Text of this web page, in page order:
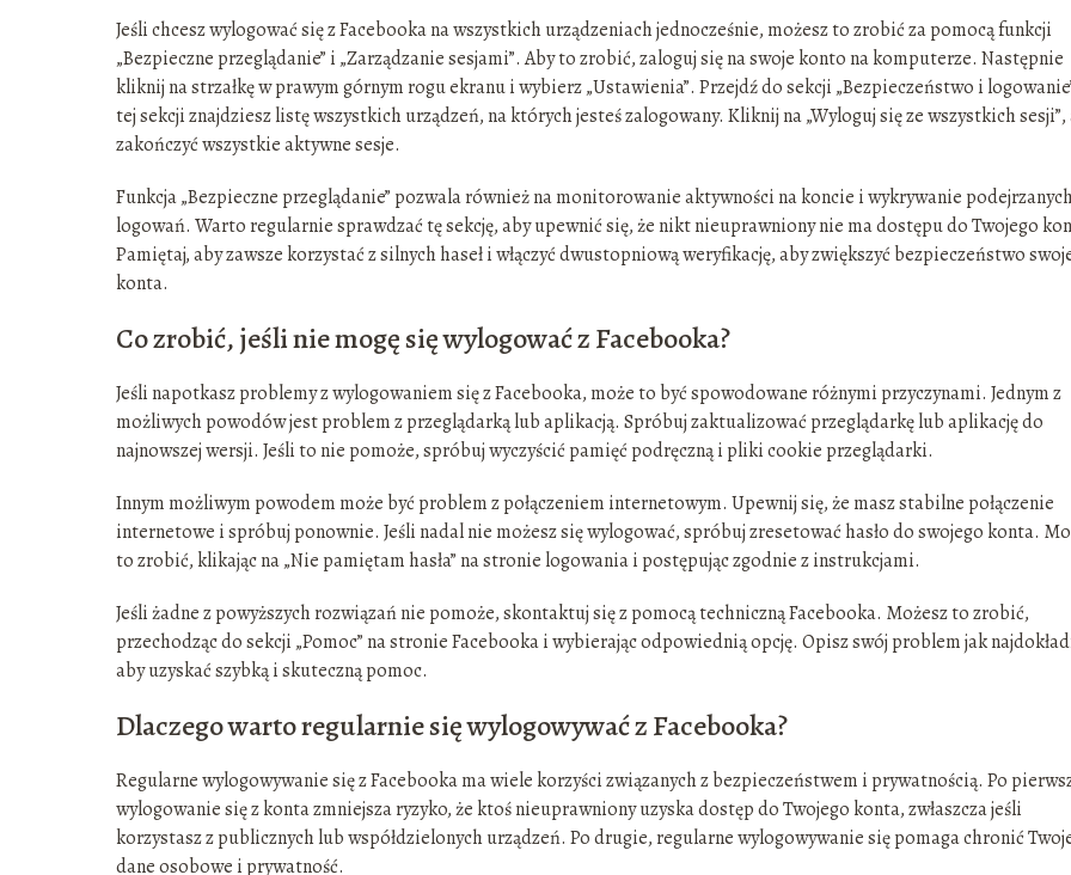
Jeśli chcesz wylogować się z Facebooka na wszystkich urządzeniach jednocześnie, możesz to zrobić za pomocą funkcji
„Bezpieczne przeglądanie” i „Zarządzanie sesjami”. Aby to zrobić, zaloguj się na swoje konto na komputerze. Następnie
kliknij na strzałkę w prawym górnym rogu ekranu i wybierz „Ustawienia”. Przejdź do sekcji „Bezpieczeństwo i
tej sekcji znajdziesz listę wszystkich urządzeń, na których jesteś zalogowany. Kliknij na „Wyloguj się ze wszystkich sesji”,
zakończyć wszystkie aktywne sesje.
Funkcja „Bezpieczne przeglądanie” pozwala również na monitorowanie aktywności na koncie i wykrywanie
logowań. Warto regularnie sprawdzać tę sekcję, aby upewnić się, że nikt nieuprawniony nie ma dostępu do Twojego
Pamiętaj, aby zawsze korzystać z silnych haseł i włączyć dwustopniową weryfikację, aby zwiększyć bezpieczeństwo
konta.
Co zrobić, jeśli nie mogę się wylogować z Facebooka?
Jeśli napotkasz problemy z wylogowaniem się z Facebooka, może to być spowodowane różnymi przyczynami. Jednym z
możliwych powodów jest problem z przeglądarką lub aplikacją. Spróbuj zaktualizować przeglądarkę lub aplikację do
najnowszej wersji. Jeśli to nie pomoże, spróbuj wyczyścić pamięć podręczną i pliki cookie przeglądarki.
Innym możliwym powodem może być problem z połączeniem internetowym. Upewnij się, że masz stabilne połączenie
internetowe i spróbuj ponownie. Jeśli nadal nie możesz się wylogować, spróbuj zresetować hasło do swojego konta.
to zrobić, klikając na „Nie pamiętam hasła” na stronie logowania i postępując zgodnie z instrukcjami.
Jeśli żadne z powyższych rozwiązań nie pomoże, skontaktuj się z pomocą techniczną Facebooka. Możesz to zrobić,
przechodząc do sekcji „Pomoc” na stronie Facebooka i wybierając odpowiednią opcję. Opisz swój problem jak
aby uzyskać szybką i skuteczną pomoc.
Dlaczego warto regularnie się wylogowywać z Facebooka?
Regularne wylogowywanie się z Facebooka ma wiele korzyści związanych z bezpieczeństwem i prywatnością. Po
wylogowanie się z konta zmniejsza ryzyko, że ktoś nieuprawniony uzyska dostęp do Twojego konta, zwłaszcza jeśli
korzystasz z publicznych lub współdzielonych urządzeń. Po drugie, regularne wylogowywanie się pomaga chronić
dane osobowe i prywatność.